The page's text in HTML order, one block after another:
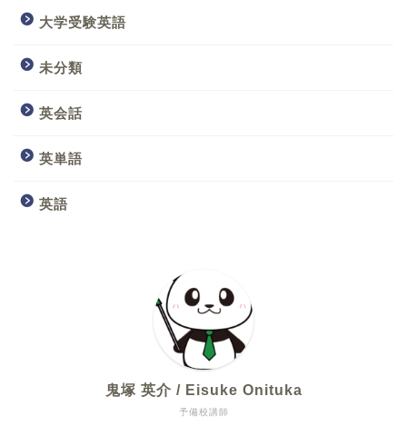
大学受験英語
未分類
英会話
英単語
英語
予備校講師
鬼塚 英介 / Eisuke Onituka